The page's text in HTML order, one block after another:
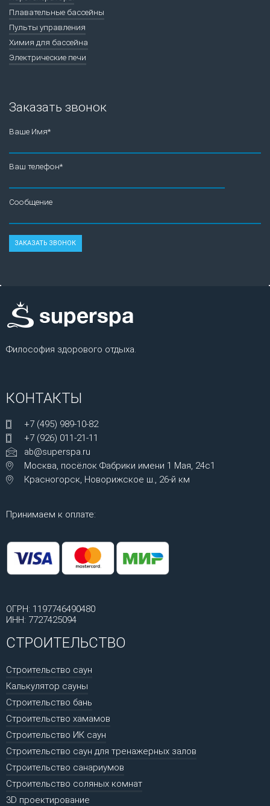
Плавательные бассейны
Пульты управления
Химия для бассейна
Электрические печи
Заказать звонок
Ваше Имя*
Ваш телефон*
Сообщение
Философия здорового отдыха.
КОНТАКТЫ
+7 (495) 989-10-82
+7 (926) 011-21-11
ab@superspa.ru
Москва, посёлок Фабрики имени 1 Мая, 24с1
Красногорск, Новорижское ш., 26-й км
Принимаем к оплате:
ОГРН: 1197746490480
ИНН: 7727425094
СТРОИТЕЛЬСТВО
Строительство саун
Калькулятор сауны
Строительство бань
Строительство хамамов
Строительство ИК саун
Строительство саун для тренажерных залов
Строительство санариумов
Строительство соляных комнат
3D проектирование